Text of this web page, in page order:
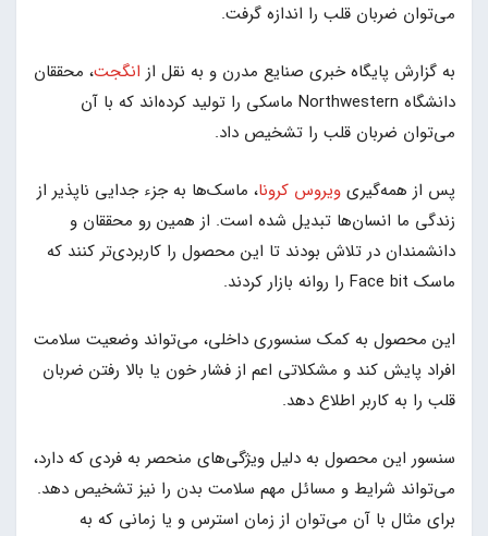
می‌توان ضربان قلب را اندازه گرفت.
به گزارش پایگاه خبری صنایع مدرن و به نقل از انگجت، محققان
دانشگاه Northwestern ماسکی را تولید کرده‌اند که با آن
می‌توان ضربان قلب را تشخیص داد.
پس از همه‌گیری ویروس کرونا، ماسک‌ها به جزء جدایی ناپذیر از
زندگی ما انسان‌ها تبدیل شده است. از همین رو محققان و
دانشمندان در تلاش بودند تا این محصول را کاربردی‌تر کنند که
ماسک Face bit را روانه بازار کردند.
این محصول به کمک سنسوری داخلی، می‌تواند وضعیت سلامت
افراد پایش کند و مشکلاتی اعم از فشار خون یا بالا رفتن ضربان
قلب را به کاربر اطلاع دهد.
سنسور این محصول به دلیل ویژگی‌های منحصر به فردی که دارد،
می‌تواند شرایط و مسائل مهم سلامت بدن را نیز تشخیص دهد.
برای مثال با آن می‌توان از زمان استرس و یا زمانی که به